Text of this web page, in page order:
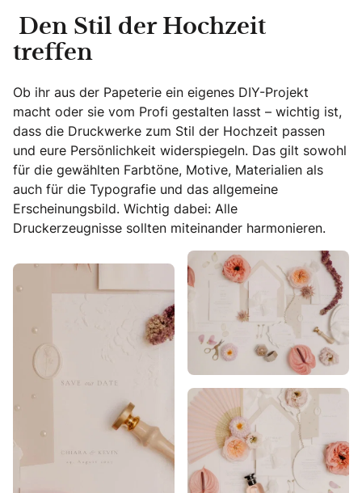
Den Stil der Hochzeit
treffen
Ob ihr aus der Papeterie ein eigenes DIY-Projekt
macht oder sie vom Profi gestalten lasst – wichtig ist,
dass die Druckwerke zum Stil der Hochzeit passen
und eure Persönlichkeit widerspiegeln. Das gilt sowohl
für die gewählten Farbtöne, Motive, Materialien als
auch für die Typografie und das allgemeine
Erscheinungsbild. Wichtig dabei: Alle
Druckerzeugnisse sollten miteinander harmonieren.